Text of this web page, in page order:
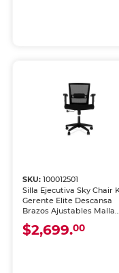
SKU:100012501
Silla Ejecutiva Sky Chair
Gerente Elite Descansa
Brazos Ajustables Malla
Negra
$2,699.00